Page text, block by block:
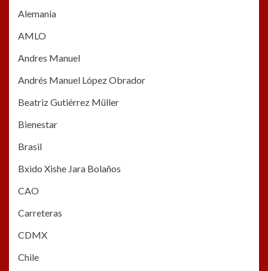
Alemania
AMLO
Andres Manuel
Andrés Manuel López Obrador
Beatriz Gutiérrez Müller
Bienestar
Brasil
Bxido Xishe Jara Bolaños
CAO
Carreteras
CDMX
Chile